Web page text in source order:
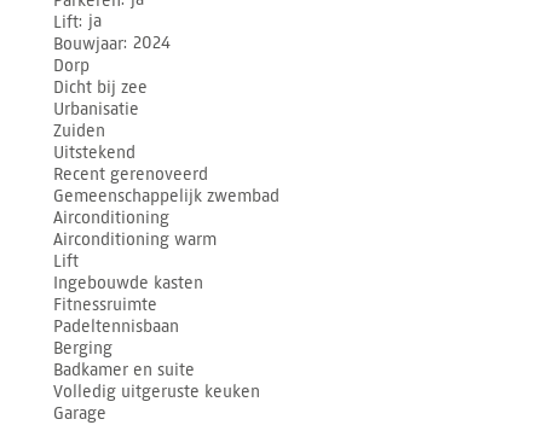
Lift ja
Bouwjaar 2024
Dorp
Dicht bij zee
Urbanisatie
Zuiden
Uitstekend
Recent gerenoveerd
Gemeenschappelijk zwembad
Airconditioning
Airconditioning warm
Lift
Ingebouwde kasten
Fitnessruimte
Padeltennisbaan
Berging
Badkamer en suite
Volledig uitgeruste keuken
Garage